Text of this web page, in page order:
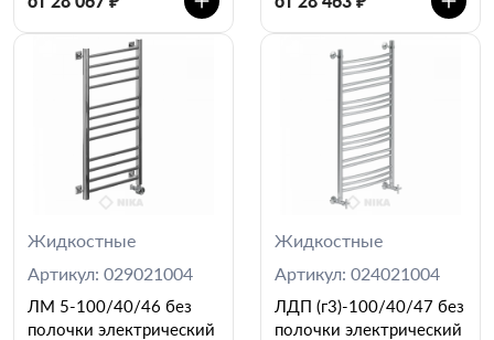
Жидкостные
Артикул: 029021004
ЛМ 5-100/40/46 без
полочки электрический
Жидкостные
Артикул: 024021004
ЛДП (г3)-100/40/47 без
полочки электрический